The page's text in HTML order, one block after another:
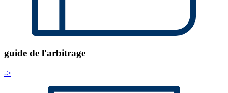
guide de l'arbitrage
->